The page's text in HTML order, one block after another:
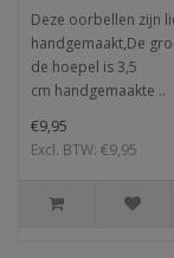
Deze oorbellen zijn
handgemaakt,De
de hoepel is 3,5
cm handgemaakte ..
€9,95
Excl. BTW: €9,95